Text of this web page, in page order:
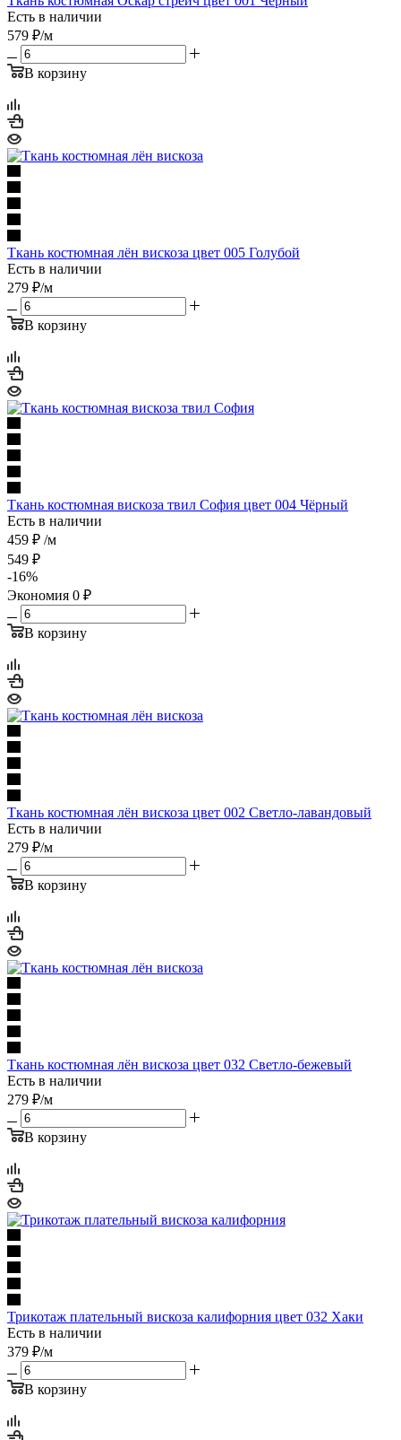
Есть в наличии
579 ₽/м
В корзину
Ткань костюмная лён вискоза цвет 005 Голубой
Есть в наличии
279 ₽/м
В корзину
Ткань костюмная вискоза твил София цвет 004 Чёрный
Есть в наличии
459 ₽ /м
549 ₽
-16%
Экономия 0 ₽
В корзину
Ткань костюмная лён вискоза цвет 002 Светло-лавандовый
Есть в наличии
279 ₽/м
В корзину
Ткань костюмная лён вискоза цвет 032 Светло-бежевый
Есть в наличии
279 ₽/м
В корзину
Трикотаж плательный вискоза калифорния цвет 032 Хаки
Есть в наличии
379 ₽/м
В корзину